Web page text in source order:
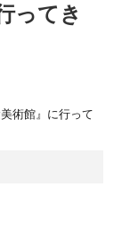
ってき
術館』に行って